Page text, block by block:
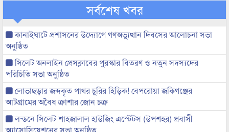
সর্বশেষ খবর
কানাইঘাটে প্রশাসনের উদ্যোগে গণঅভ্যুত্থান দিবসের আলোচনা সভা
অনুষ্ঠিত
সিলেট অনলাইন প্রেসক্লাবের পুরস্কার বিতরণ ও নতুন সদস্যদের
পরিচিতি সভা অনুষ্ঠিত
লোভাছড়ার জব্দকৃত পাথর চুরির হিড়িক! বেপরোয়া জকিগঞ্জের
আটগ্রামের অবৈধ ক্রাশার জোন চক্র
লন্ডনে সিলেট শাহজালাল হাউজিং এস্টেটস (উপশহর) প্রবাসী